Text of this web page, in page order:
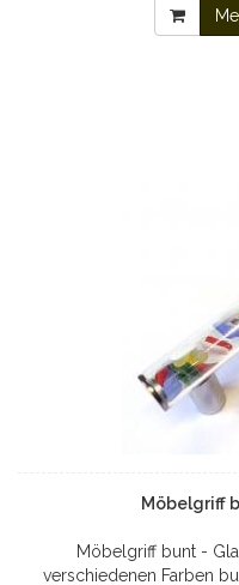
Möbelgriff
Möbelgriff bunt -
verschiedenen Farben